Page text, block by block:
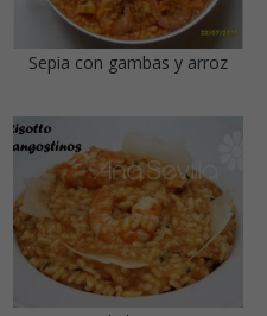
Sepia con gambas y arroz